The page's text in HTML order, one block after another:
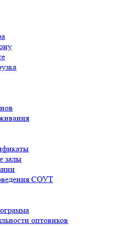
залы
СОУТ
оптовиков